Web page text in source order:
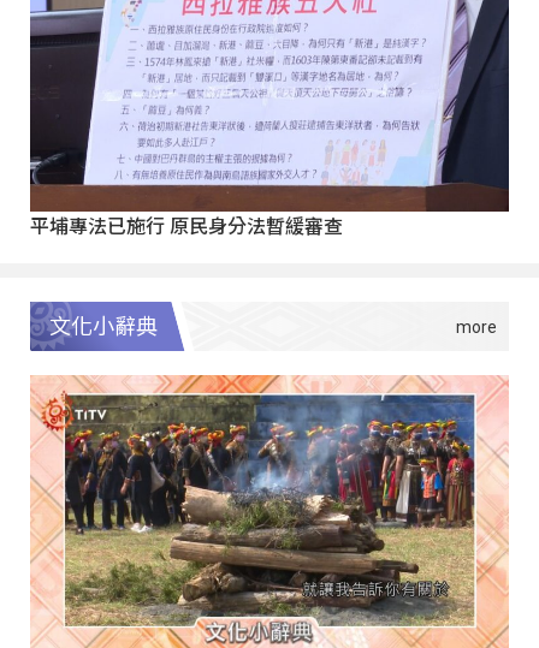
平埔專法已施行 原民身分法暫緩審查
文化小辭典